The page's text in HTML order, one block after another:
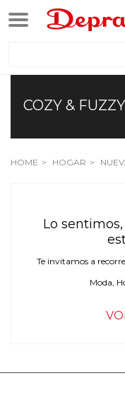
COZY & FUZZY
HOME HOGAR
Lo
Te invitamos a
Moda,